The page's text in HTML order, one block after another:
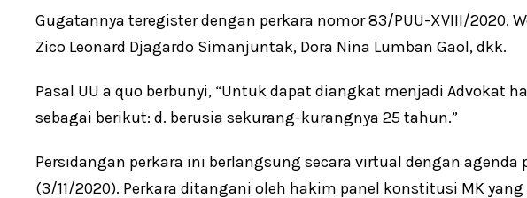
Gugatannya teregister dengan perkara nomor 83/PUU-XVIII/2020.
Zico Leonard Djagardo Simanjuntak, Dora Nina Lumban Gaol, dkk.
Pasal UU a quo berbunyi, “Untuk dapat diangkat menjadi Advokat
sebagai berikut: d. berusia sekurang-kurangnya 25 tahun.”
Persidangan perkara ini berlangsung secara virtual dengan agenda
(3/11/2020). Perkara ditangani oleh hakim panel konstitusi MK